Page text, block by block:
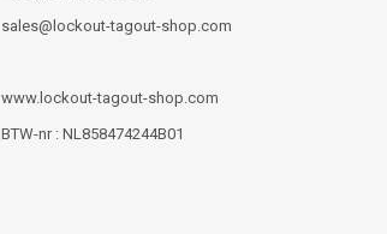
sales@lockout-tagout-shop.com
www.lockout-tagout-shop.com
BTW-nr : NL858474244B01